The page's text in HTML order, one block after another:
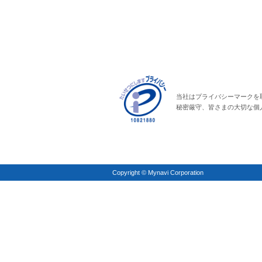
当社はプライバシーマークを
秘密厳守、皆さまの大切な個
Copyright © Mynavi Corporation